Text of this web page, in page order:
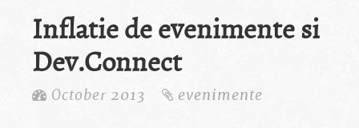
Inflatie de evenimente si
Dev.Connect
October 2013 evenimente